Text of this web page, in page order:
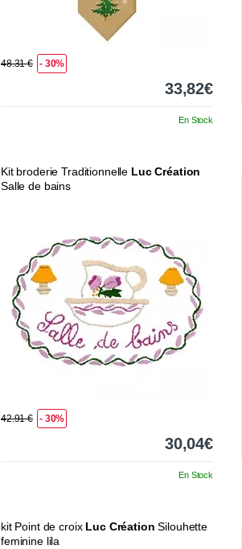
48.31 € - 30%
33,82€
En Stock
Kit broderie Traditionnelle Luc Création
Salle de bains
42.91 € - 30%
30,04€
En Stock
kit Point de croix Luc Création Silouhette
feminine lila